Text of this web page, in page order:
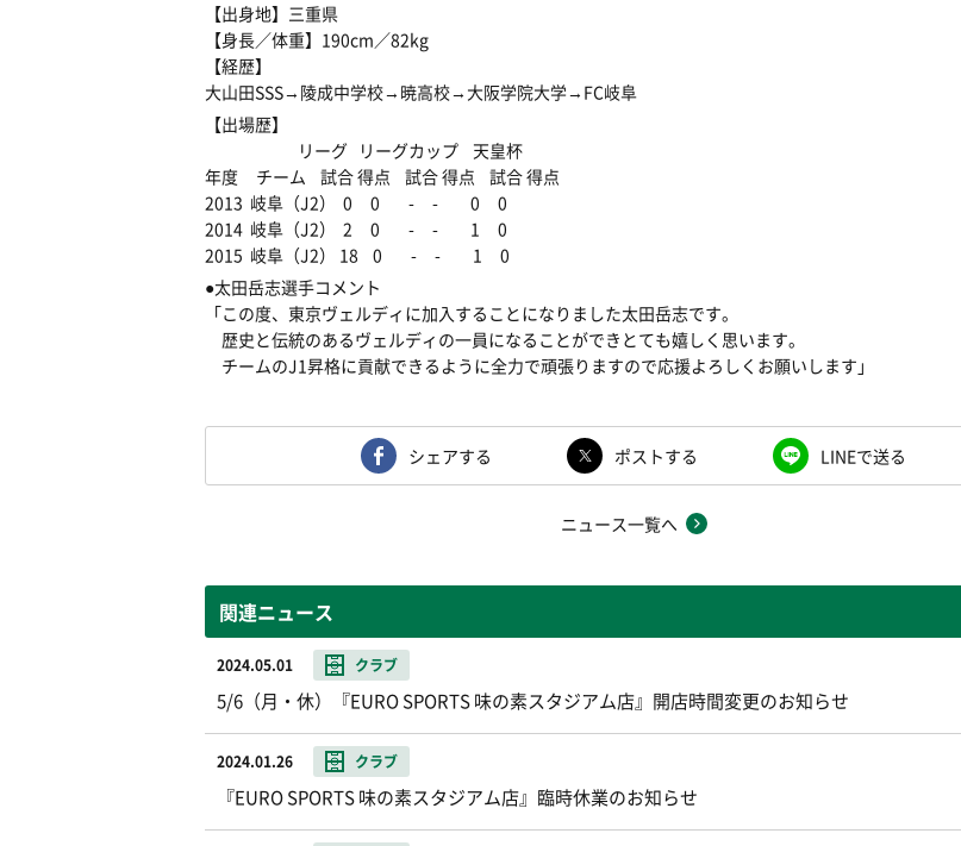
【出身地】三重県
【身長／体重】190cm／82kg
【経歴】
大山田SSS→陵成中学校→暁高校→大阪学院大学→FC岐阜
【出場歴】
リーグ リーグカップ 天皇杯
年度 チーム 試合 得点 試合 得点 試合 得点
2013 岐阜（J2） 0 0 - - 0 0
2014 岐阜（J2） 2 0 - - 1 0
2015 岐阜（J2） 18 0 - - 1 0
●太田岳志選手コメント
「この度、東京ヴェルディに加入することになりました太田岳志です。
歴史と伝統のあるヴェルディの一員になることができとても嬉しく思います。
チームのJ1昇格に貢献できるように全力で頑張りますので応援よろしくお願いします」
シェアする ポストする LINEで送る
ニュース一覧へ
関連ニュース
2024.05.01 クラブ
5/6（月・休）『EURO SPORTS 味の素スタジアム店』開店時間変更のお知らせ
2024.01.26 クラブ
『EURO SPORTS 味の素スタジアム店』臨時休業のお知らせ